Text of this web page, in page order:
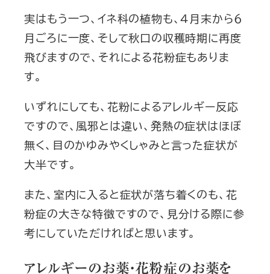
実はもう一つ、イネ科の植物も、４月末から６
月ごろに一度、そして秋口の収穫時期に再度
飛びますので、それによる花粉症もありま
す。
いずれにしても、花粉によるアレルギー反応
ですので、風邪とは違い、発熱の症状はほぼ
無く、目のかゆみやくしゃみと言った症状が
大半です。
また、室内に入ると症状が落ち着くのも、花
粉症の大きな特徴ですので、見分ける際に参
考にしていただければと思います。
アレルギーのお薬・花粉症のお薬を